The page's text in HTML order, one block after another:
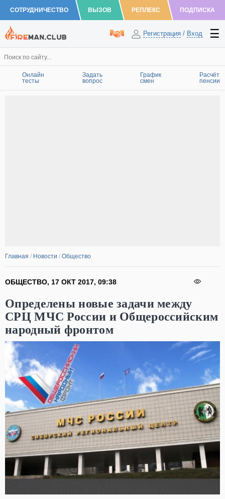
СОТРУДНИЧЕСТВО ВЫЗОВ РЕПЛЕКС ПОДПИСКА
Регистрация / Вход
Онлайн
тесты
Задать
вопрос
График
смен
Расчёт
пенсии
Главная / Новости / Общество
ОБЩЕСТВО, 17 ОКТ 2017, 09:38
Определены новые задачи между
СРЦ МЧС России и Общероссийским
народный фронтом